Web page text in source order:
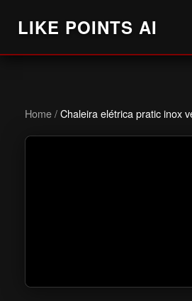
LIKE POINTS AI
Home/Chaleira elétrica pratic inox